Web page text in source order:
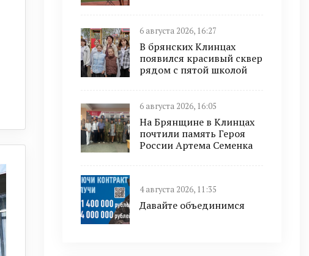
6 августа 2026, 16:27
В брянских Клинцах
появился красивый сквер
рядом с пятой школой
6 августа 2026, 16:05
На Брянщине в Клинцах
почтили память Героя
России Артема Семенка
4 августа 2026, 11:35
Давайте объединимся